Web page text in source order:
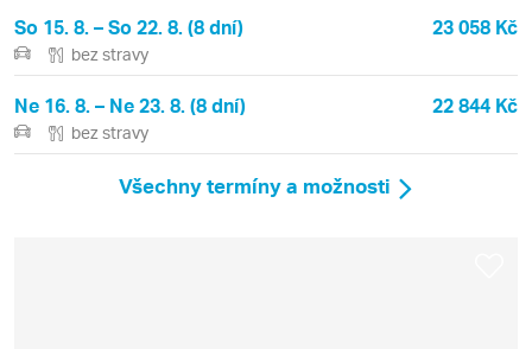
So 15. 8. – So 22. 8. (8 dní) 23 058 Kč
bez stravy
Ne 16. 8. – Ne 23. 8. (8 dní) 22 844 Kč
bez stravy
Všechny termíny a možnosti